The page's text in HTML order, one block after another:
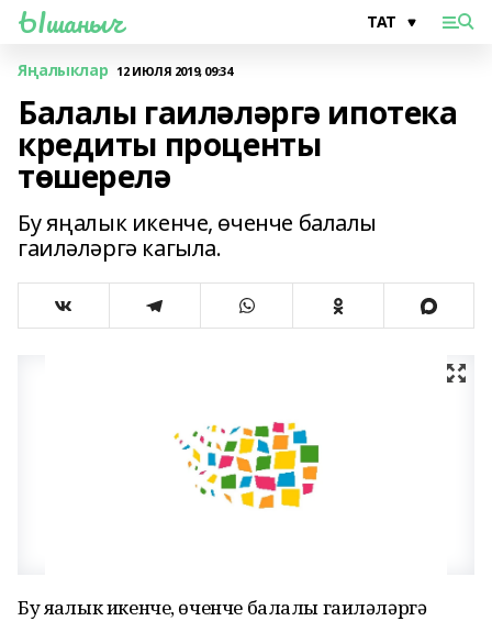
Ышаныч
Яңалыклар 12 ИЮЛЯ 2019, 09:34
Балалы гаиләләргә ипотека
кредиты проценты
төшерелә
Бу яңалык икенче, өченче балалы
гаиләләргә кагыла.
Бу яңалык икенче, өченче балалы гаиләләргә